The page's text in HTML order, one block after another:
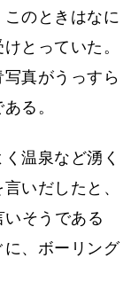
のときはなに
とっていた。
写真がうっすら
る。
温泉など湧く
いだしたと、
いそうである
、ボーリング